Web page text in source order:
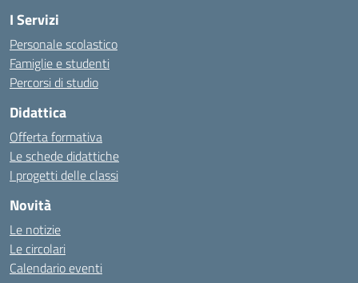
I Servizi
Personale scolastico
Famiglie e studenti
Percorsi di studio
Didattica
Offerta formativa
Le schede didattiche
I progetti delle classi
Novità
Le notizie
Le circolari
Calendario eventi